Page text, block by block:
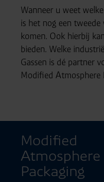
Wanneer u weet
is het nog een tweede
komen. Ook hierbij
bieden. Welke
Gassen is dé partner
Modified Atmosphere
Modified
Atmosphere
Packaging